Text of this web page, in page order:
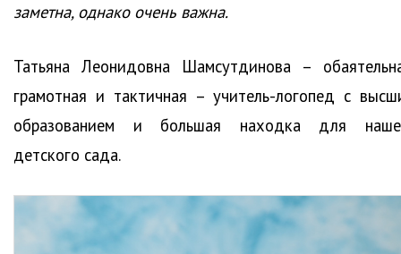
заметна, однако очень важна.
Татьяна Леонидовна Шамсутдинова –
грамотная и тактичная – учитель-логопед с
образованием и большая находка для
детского сада.